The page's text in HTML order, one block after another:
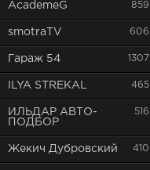
AcademeG 859
smotraTV 606
Гараж 54 1307
ILYA STREKAL 465
ИЛЬДАР АВТО-
ПОДБОР
516
Жекич Дубровский 410